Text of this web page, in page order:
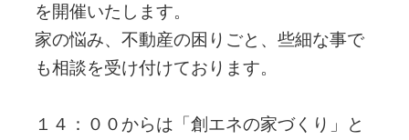
を開催いたします。
家の悩み、不動産の困りごと、些細な事で
も相談を受け付けております。
１４：００からは「創エネの家づくり」と